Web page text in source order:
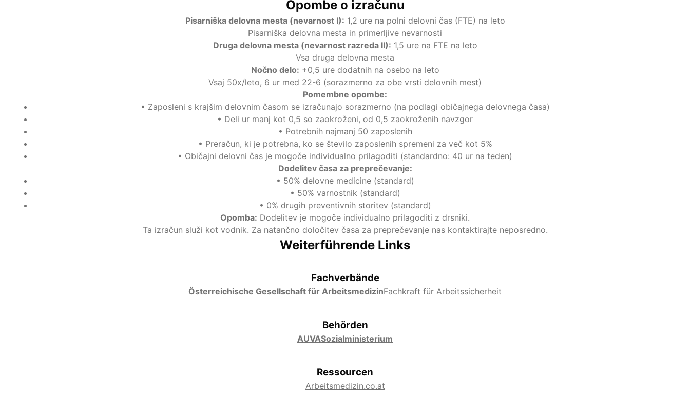
Opombe o izračunu
Pisarniška delovna mesta (nevarnost I): 1,2 ure na polni delovni čas (FTE) na leto
Pisarniška delovna mesta in primerljive nevarnosti
Druga delovna mesta (nevarnost razreda II): 1,5 ure na FTE na leto
Vsa druga delovna mesta
Nočno delo: +0,5 ure dodatnih na osebo na leto
Vsaj 50x/leto, 6 ur med 22-6 (sorazmerno za obe vrsti delovnih mest)
Pomembne opombe:
• Zaposleni s krajšim delovnim časom se izračunajo sorazmerno (na podlagi običajnega delovnega časa)
• Deli ur manj kot 0,5 so zaokroženi, od 0,5 zaokroženih navzgor
• Potrebnih najmanj 50 zaposlenih
• Preračun, ki je potrebna, ko se število zaposlenih spremeni za več kot 5%
• Običajni delovni čas je mogoče individualno prilagoditi (standardno: 40 ur na teden)
Dodelitev časa za preprečevanje:
• 50% delovne medicine (standard)
• 50% varnostnik (standard)
• 0% drugih preventivnih storitev (standard)
Opomba: Dodelitev je mogoče individualno prilagoditi z drsniki.
Ta izračun služi kot vodnik. Za natančno določitev časa za preprečevanje nas kontaktirajte neposredno.
Weiterführende Links
Fachverbände
Österreichische Gesellschaft für ArbeitsmedizinFachkraft für Arbeitssicherheit
Behörden
AUVASozialministerium
Ressourcen
Arbeitsmedizin.co.at